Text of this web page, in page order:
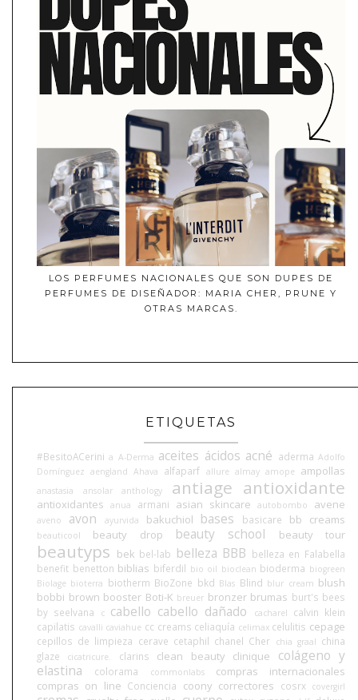
LOS PERFUMES NACIONALES QUE SON DUPES DE
PERFUMES DE DISEÑADOR: MARIA CHER, PRUNE Y
OTRAS MARCAS.
ETIQUETAS
#BesitoACerini a A-Derma aceites ácidos acné aderma Adolfo
Domínguez aengland Ahava alfaparf allure almay amope ampollas
anastasia ansolar anthology antiage antioxidante
antioxidantes anua armani asian skincare autobombo avene
aveno avon ayurvida bakuchiol bases basicare bb creams
beauticool beauty drop beauty school beauty tour
beautyps bek bel-lab belleza BBB belleza en Falabella
benefit benetton biblias biferdil bio oil bioclean bioderma biogreen
Biolage bioterra biotherm BioZone bkd Blas Blind blur cream blush
bobbi brown booster Boti-K breuer bronzer brumas burt's bees
by seelvana
c cabello cabello dañado cacharel
calvin klein
capilatis cavalli caviahue cc creams celiaquía celimax celulitis cepage
cepillos de limpieza cerave cetaphil chanel Cher chia graal china
glaze
cicatricure. clarins clean beauty clinique
colágeno y
elastina
colorama commonlabs
compras internacionales
compras on line Conciencia coony correctores cosrx covergirl